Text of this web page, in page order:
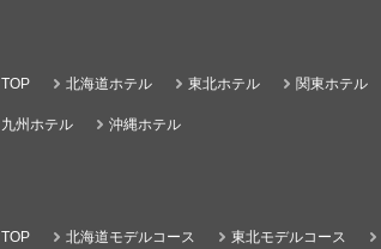
TOP 北海道ホテル 東北ホテル 関東ホテル
九州ホテル 沖縄ホテル
TOP 北海道モデルコース 東北モデルコース